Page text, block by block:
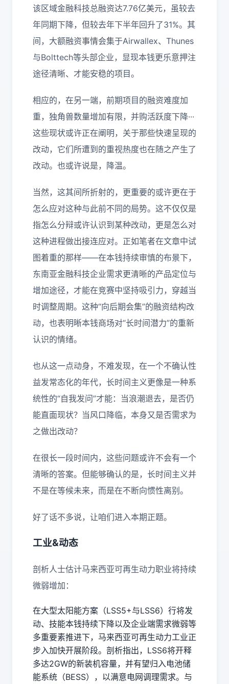
该区域金融科技总融资达7.76亿美元，虽较去
年同期下降，但较去年下半年回升了31%。其
间，大额融资事情会集于Airwallex、Thunes
与Bolttech等头部企业，显现本钱更乐意押注
途径清晰、才能安稳的项目。
相应的，在另一端，前期项目的融资难度加
重，独角兽数量增加有限，并购活跃度下降···
这些现状或许正在阐明，关于那些快速呈现的
改动，它们所遭到的重视热度也在随之产生了
改动。也或许说是，降温。
当然，这其间所折射的，更重要的或许更在于
怎么应对这种与此前不同的局势。这不仅仅是
指怎么分辩或许认识到某种改动，更是怎么对
这种进程做出接连应对。正如笔者在文章中试
图着重的那样——在本钱持续审慎的布景下，
东南亚金融科技企业需求更清晰的产品定位与
增加途径，才能在竞赛中坚持吸引力，穿越当
时调整周期。这种“向后期会集”的融资结构改
动，也表明晰本钱商场对“长时间潜力”的重新
认识的情绪。
也从这一点动身，不难发现，在一个不确认性
益发常态化的年代，长时间主义更像是一种系
统性的“自我发问”才能：当浪潮退去，是否仍
能直面现状？当风口降临，本身又是否需求为
之做出改动？
在很长一段时间内，这些问题或许不会有一个
清晰的答案。但能够确认的是，长时间主义并
不是在等候未来，而是在不断向惯性离别。
好了话不多说，让咱们进入本期正题。
工业&动态
剖析人士估计马来西亚可再生动力职业将持续
微弱增加：
在大型太阳能方案（LSS5+与LSS6）行将发
动、技能本钱持续下降以及企业端需求微弱等
多重要素推进下，马来西亚可再生动力工业正
步入加快开展阶段。剖析指出，LSS6将开释
多达2GW的新装机容量，并有望归入电池储
能系统（BESS），以满意电网调理需求。与